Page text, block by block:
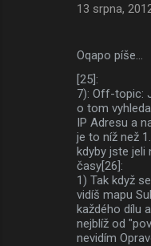
13 srpna,
Oqapo píše…
[25]:
7): Off-topic:
o tom
IP Adresu a
je to níž než
kdyby jste jeli
časy[26]:
1) Tak když
vidíš mapu
každého dílu
nejblíž od
nevidím